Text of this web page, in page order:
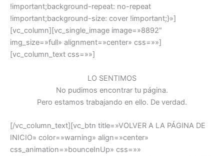
!important;background-repeat: no-repeat
!important;background-size: cover !important;}»]
[vc_column][vc_single_image image=»8892″
img_size=»full» alignment=»center» css=»»]
[vc_column_text css=»»]
LO SENTIMOS
No pudimos encontrar tu página.
Pero estamos trabajando en ello. De verdad.
[/vc_column_text][vc_btn title=»VOLVER A LA PÁGINA DE
INICIO» color=»warning» align=»center»
css_animation=»bounceInUp» css=»»